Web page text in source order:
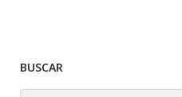
BUSCAR